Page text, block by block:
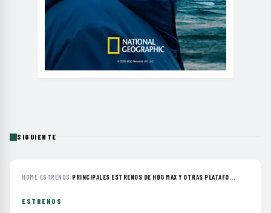
SIGUIENTE
HOME›ESTRENOS ›PRINCIPALES ESTRENOS DE HBO MAX Y OTRAS PLATAFO...
ESTRENOS